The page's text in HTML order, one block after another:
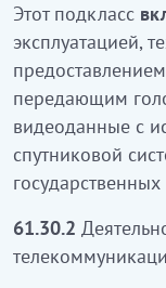
бірыңғай көлік
мәтіндік,
беретін
қызмет
берумен
үшін
қызмет
Этот подкласс
эксплуатацией,
передающим
видеоданные с
спутниковой
61.30.2